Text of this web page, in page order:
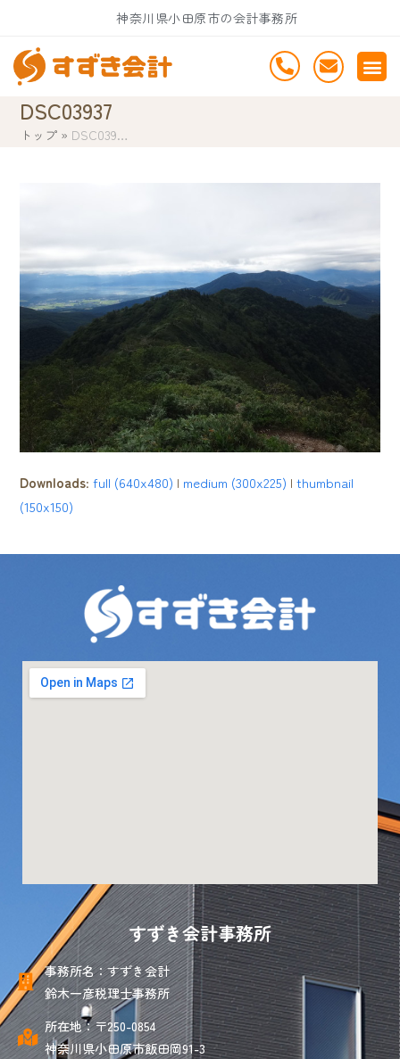
content
神奈川県小田原市の会計事務所
DSC03937
トップ » DSC039…
Downloads:full (640x480) | medium (300x225) |thumbnail
(150x150)
すずき会計事務所
事務所名：すずき会計
鈴木一彦税理士事務所
所在地：〒250-0854
神奈川県小田原市飯田岡91-3